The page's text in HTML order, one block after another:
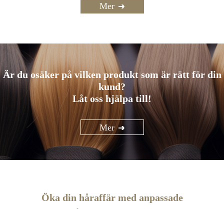
Mer
Är du osäker på vilken produkt som är rätt för din
kund?
Låt oss hjälpa till!
Mer
Öka din håraffär med anpassade